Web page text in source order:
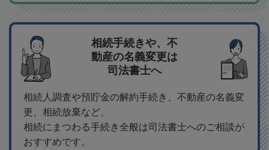
相続手続きや、不
動産の名義変更は
司法書士へ
相続人調査や預貯金の解約手続き、不動産の名義変
更、相続放棄など、
相続にまつわる手続き全般は司法書士へのご相談が
おすすめです。